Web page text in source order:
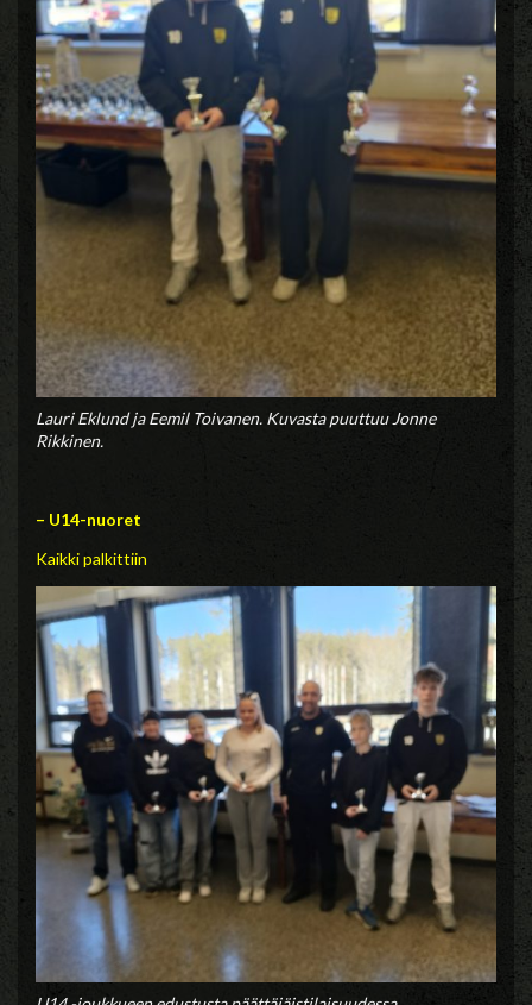
Lauri Eklund ja Eemil Toivanen. Kuvasta puuttuu Jonne
Rikkinen.
– U14-nuoret
Kaikki palkittiin